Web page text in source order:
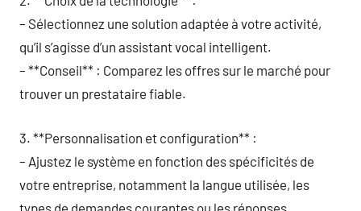
– Sélectionnez une solution adaptée à votre activité,
qu’il s’agisse d’un assistant vocal intelligent.
– **Conseil** : Comparez les offres sur le marché pour
trouver un prestataire fiable.
3. **Personnalisation et configuration** :
– Ajustez le système en fonction des spécificités de
votre entreprise, notamment la langue utilisée, les
types de demandes courantes ou les réponses